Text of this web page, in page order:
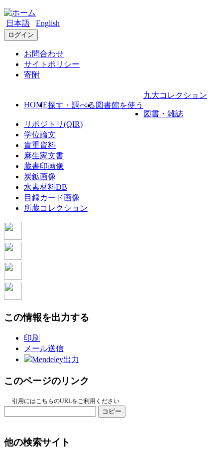
日本語 English
ログイン
お問合わせ
サイトポリシー
寄附
HOME探す・調べる 図書館を使う
九大コレクション
図書・雑誌
リポジトリ(QIR)
学位論文
貴重資料
麻生家文書
蔵書印画像
炭鉱画像
水素材料DB
目録カード画像
所蔵コレクション
この情報を出力する
印刷
メール送信
Mendeley出力
このページのリンク
引用にはこちらのURLをご利用ください
コピー
他の検索サイト